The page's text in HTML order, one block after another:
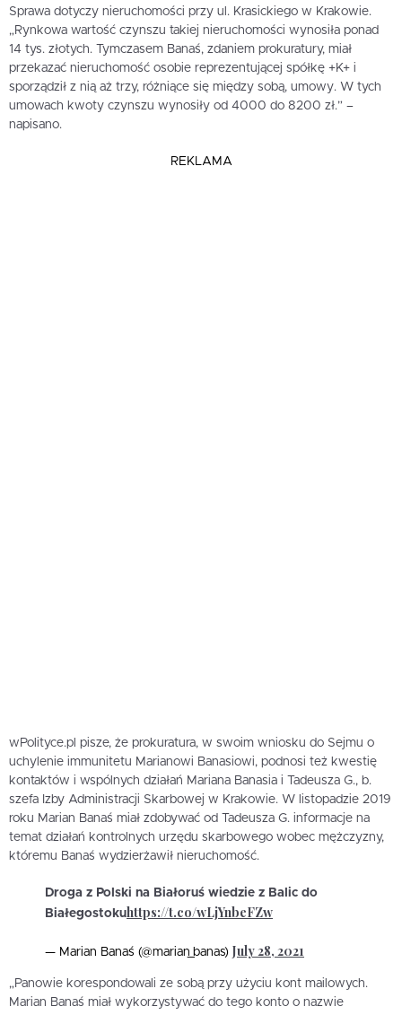
Sprawa dotyczy nieruchomości przy ul. Krasickiego w Krakowie.
„Rynkowa wartość czynszu takiej nieruchomości wynosiła ponad
14 tys. złotych. Tymczasem Banaś, zdaniem prokuratury, miał
przekazać nieruchomość osobie reprezentującej spółkę +K+ i
sporządził z nią aż trzy, różniące się między sobą, umowy. W tych
umowach kwoty czynszu wynosiły od 4000 do 8200 zł.” –
napisano.
REKLAMA
wPolityce.pl pisze, że prokuratura, w swoim wniosku do Sejmu o
uchylenie immunitetu Marianowi Banasiowi, podnosi też kwestię
kontaktów i wspólnych działań Mariana Banasia i Tadeusza G., b.
szefa Izby Administracji Skarbowej w Krakowie. W listopadzie 2019
roku Marian Banaś miał zdobywać od Tadeusza G. informacje na
temat działań kontrolnych urzędu skarbowego wobec mężczyzny,
któremu Banaś wydzierżawił nieruchomość.
Droga z Polski na Białoruś wiedzie z Balic do
Białegostokuhttps://t.co/wLjYnbeFZw
— Marian Banaś (@marian_banas) July 28, 2021
„Panowie korespondowali ze sobą przy użyciu kont mailowych.
Marian Banaś miał wykorzystywać do tego konto o nazwie